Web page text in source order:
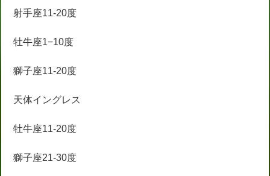
射手座11-20度
牡牛座1−10度
獅子座11-20度
天体イングレス
牡牛座11-20度
獅子座21-30度